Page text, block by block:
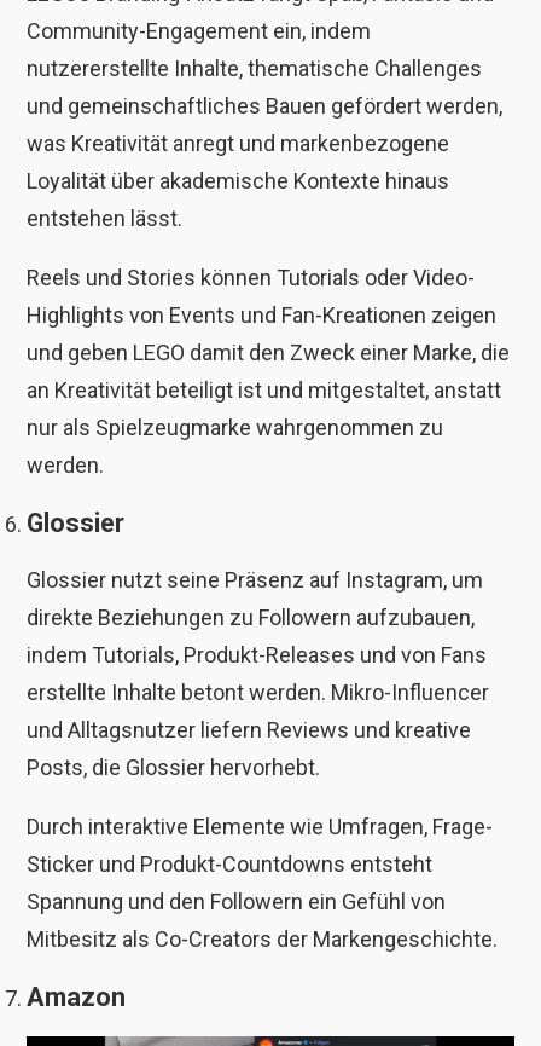
Community-Engagement ein, indem
nutzererstellte Inhalte, thematische Challenges
und gemeinschaftliches Bauen gefördert werden,
was Kreativität anregt und markenbezogene
Loyalität über akademische Kontexte hinaus
entstehen lässt.
Reels und Stories können Tutorials oder Video-
Highlights von Events und Fan-Kreationen zeigen
und geben LEGO damit den Zweck einer Marke, die
an Kreativität beteiligt ist und mitgestaltet, anstatt
nur als Spielzeugmarke wahrgenommen zu
werden.
Glossier
Glossier nutzt seine Präsenz auf Instagram, um
direkte Beziehungen zu Followern aufzubauen,
indem Tutorials, Produkt-Releases und von Fans
erstellte Inhalte betont werden. Mikro-Influencer
und Alltagsnutzer liefern Reviews und kreative
Posts, die Glossier hervorhebt.
Durch interaktive Elemente wie Umfragen, Frage-
Sticker und Produkt-Countdowns entsteht
Spannung und den Followern ein Gefühl von
Mitbesitz als Co-Creators der Markengeschichte.
Amazon